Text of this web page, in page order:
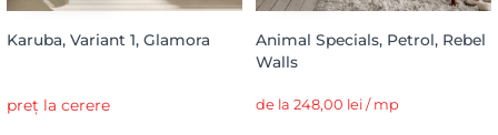
Karuba, Variant 1, Glamora
preț la cerere
Animal Specials, Petrol, Rebel
Walls
de la 248,00 lei / mp